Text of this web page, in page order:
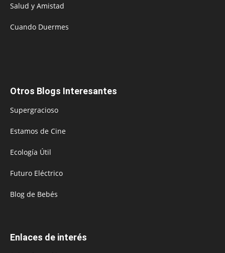
Salud y Amistad
Cuando Duermes
Otros Blogs Interesantes
Supergracioso
Estamos de Cine
Ecología Útil
Futuro Eléctrico
Blog de Bebés
Enlaces de interés